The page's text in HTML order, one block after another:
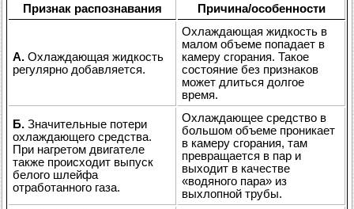
Признак распознавания Причина/особенности
А. Охлаждающая жидкость
регулярно добавляется.
Охлаждающая жидкость в
малом объеме попадает в
камеру сгорания. Такое
состояние без признаков
может длиться долгое
время.
Б. Значительные потери
охлаждающего средства.
При нагретом двигателе
также происходит выпуск
белого шлейфа
отработанного газа.
Охлаждающее средство в
большом объеме проникает
в камеру сгорания, там
превращается в пар и
выходит в качестве
«водяного пара» из
выхлопной трубы.